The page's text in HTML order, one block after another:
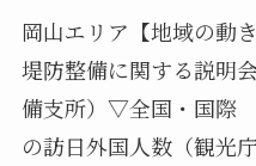
岡山エリア【地域の動
堤防整備に関する説明
備支所）▽全国・国際
の訪日外国人数（観光